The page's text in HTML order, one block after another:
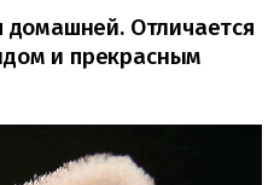
домашней. Отличается
и прекрасным